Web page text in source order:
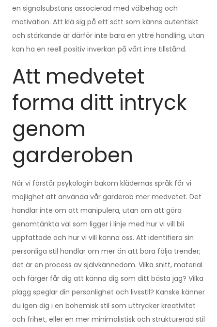
en signalsubstans associerad med välbehag och
motivation. Att klä sig på ett sätt som känns autentiskt
och stärkande är därför inte bara en yttre handling, utan
kan ha en reell positiv inverkan på vårt inre tillstånd.
Att medvetet
forma ditt intryck
genom
garderoben
När vi förstår psykologin bakom klädernas språk får vi
möjlighet att använda vår garderob mer medvetet. Det
handlar inte om att manipulera, utan om att göra
genomtänkta val som ligger i linje med hur vi vill bli
uppfattade och hur vi vill känna oss. Att identifiera sin
personliga stil handlar om mer än att bara följa trender;
det är en process av självkännedom. Vilka snitt, material
och färger får dig att känna dig som ditt bästa jag? Vilka
plagg speglar din personlighet och livsstil? Kanske känner
du igen dig i en bohemisk stil som uttrycker kreativitet
och frihet, eller en mer minimalistisk och strukturerad stil